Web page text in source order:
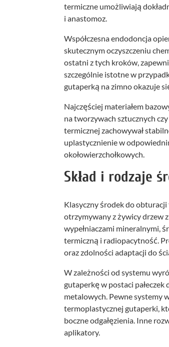
termiczne umożliwiają
i anastomoz.
Współczesna endodoncja
skutecznym oczyszczeniu
ostatni z tych kroków,
szczególnie istotne w
gutaperką na zimno okazuje
Najczęściej materiałem
na tworzywach sztucznych
termicznej zachowywał
uplastycznienie w
okołowierzchołkowych.
Skład i rodzaje
Klasyczny środek do
otrzymywany z żywicy drzew
wypełniaczami mineralnymi,
termiczną i radiopacytność.
oraz zdolności adaptacji do
W zależności od systemu
gutaperkę w postaci
metalowych. Pewne systemy
termoplastycznej gutaperki,
boczne odgałęzienia. Inne
aplikatory.